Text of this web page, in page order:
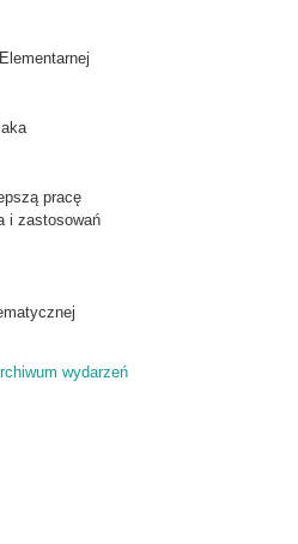
pracę
i zastosowań
wydarzeń